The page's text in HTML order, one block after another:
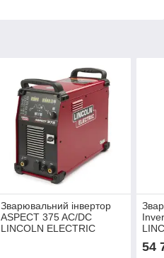
Зварювальний інвертор
ASPECT 375 AC/DC
LINCOLN ELECTRIC
54